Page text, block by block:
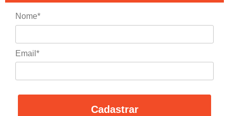
Nome*
Email*
Cadastrar